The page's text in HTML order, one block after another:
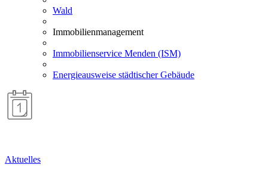
Wald
Immobilienmanagement
Immobilienservice Menden (ISM)
Energieausweise städtischer Gebäude
Aktuelles